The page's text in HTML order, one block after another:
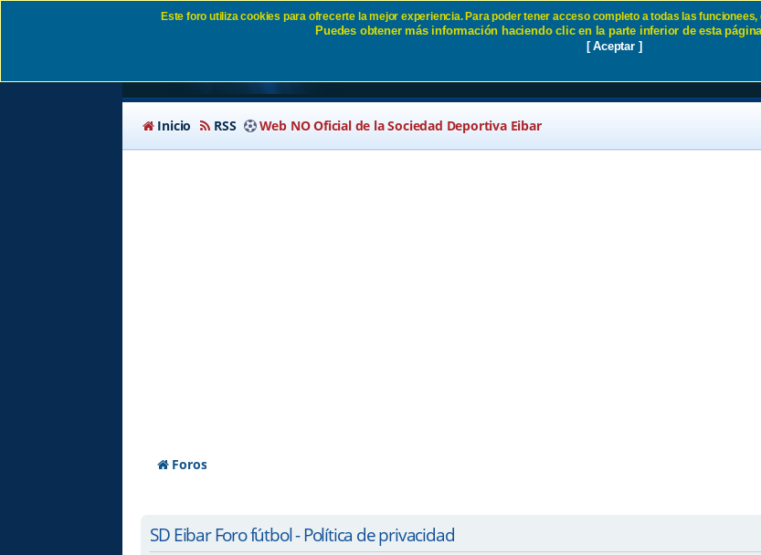
Política de privacidad SD Eibar
Inicio RSS Web NO Oficial de la Sociedad Deportiva Eibar
Foros
SD Eibar Foro fútbol - Política de privacidad
Este foro utiliza cookies para ofrecerte la mejor experiencia. Para poder tener acceso completo a todas las
Puedes obtener más información haciendo clic en la parte inferior de esta
[ Aceptar ]